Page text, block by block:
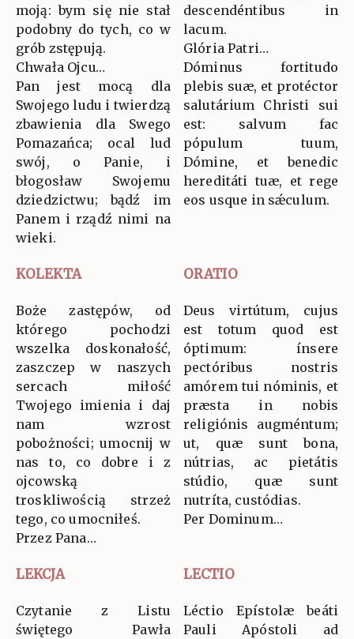
moją: bym się nie stał
podobny do tych, co w
grób zstępują.
Chwała Ojcu…
Pan jest mocą dla
Swojego ludu i twierdzą
zbawienia dla Swego
Pomazańca; ocal lud
swój, o Panie, i
błogosław Swojemu
dziedzictwu; bądź im
Panem i rządź nimi na
wieki.
descendéntibus in
lacum.
Glória Patri…
Dóminus fortitudo
plebis suæ, et protéctor
salutárium Christi sui
est: salvum fac
pópulum tuum,
Dómine, et benedic
hereditáti tuæ, et rege
eos usque in sǽculum.
KOLEKTA ORATIO
Boże zastępów, od
którego pochodzi
wszelka doskonałość,
zaszczep w naszych
sercach miłość
Twojego imienia i daj
nam wzrost
pobożności; umocnij w
nas to, co dobre i z
ojcowską
troskliwością strzeż
tego, co umocniłeś.
Przez Pana…
Deus virtútum, cujus
est totum quod est
óptimum: ínsere
pectóribus nostris
amórem tui nóminis, et
præsta in nobis
religiónis augméntum;
ut, quæ sunt bona,
nútrias, ac pietátis
stúdio, quæ sunt
nutríta, custódias.
Per Dominum…
LEKCJA LECTIO
Czytanie z Listu
świętego Pawła
Léctio Epístolæ beáti
Pauli Apóstoli ad